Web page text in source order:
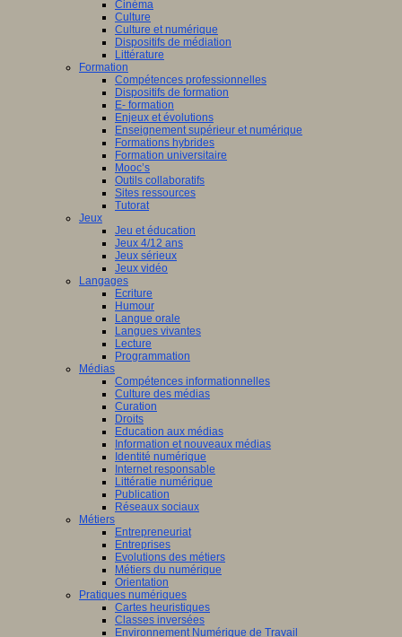
Cinéma
Culture
Culture et numérique
Dispositifs de médiation
Littérature
Formation
Compétences professionnelles
Dispositifs de formation
E- formation
Enjeux et évolutions
Enseignement supérieur et numérique
Formations hybrides
Formation universitaire
Mooc’s
Outils collaboratifs
Sites ressources
Tutorat
Jeux
Jeu et éducation
Jeux 4/12 ans
Jeux sérieux
Jeux vidéo
Langages
Ecriture
Humour
Langue orale
Langues vivantes
Lecture
Programmation
Médias
Compétences informationnelles
Culture des médias
Curation
Droits
Education aux médias
Information et nouveaux médias
Identité numérique
Internet responsable
Littératie numérique
Publication
Réseaux sociaux
Métiers
Entrepreneuriat
Entreprises
Evolutions des métiers
Métiers du numérique
Orientation
Pratiques numériques
Cartes heuristiques
Classes inversées
Environnement Numérique de Travail